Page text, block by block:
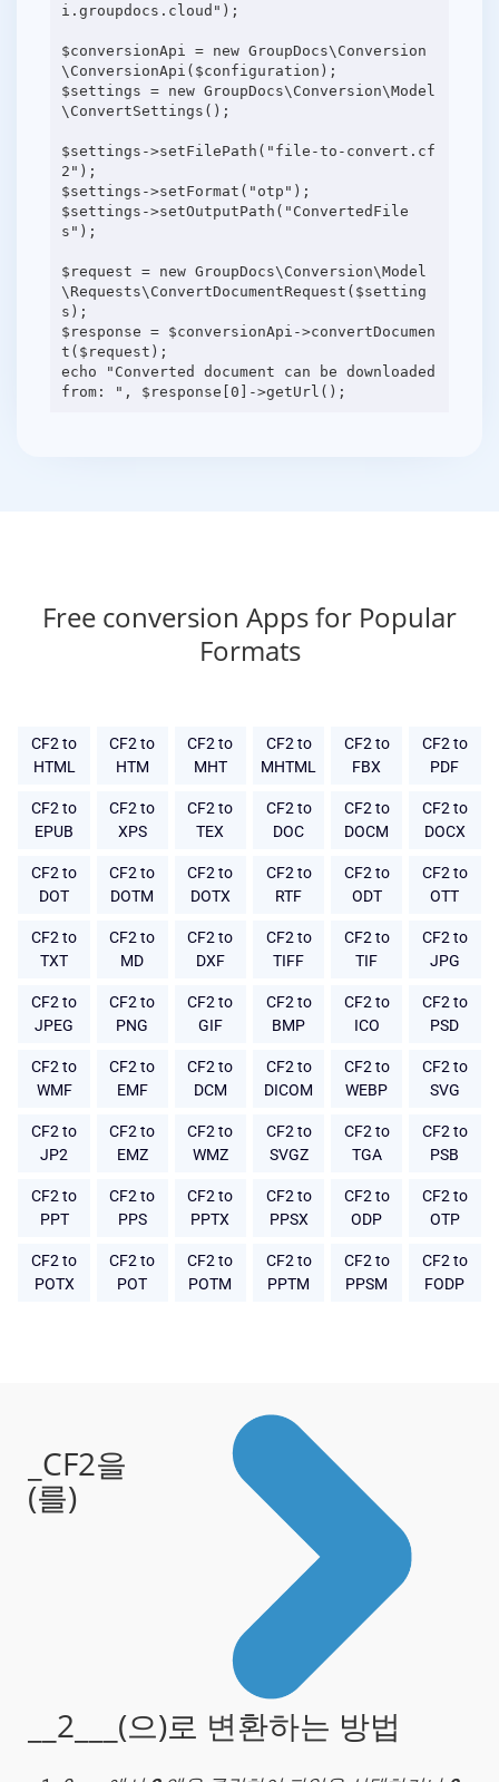
i.groupdocs.cloud");
$conversionApi = new GroupDocs\Conversion
\ConversionApi($configuration);
$settings = new GroupDocs\Conversion\Model
\ConvertSettings();
$settings->setFilePath("file-to-convert.cf
2");
$settings->setFormat("otp");
$settings->setOutputPath("ConvertedFile
s");
$request = new GroupDocs\Conversion\Model
\Requests\ConvertDocumentRequest($setting
s);
$response = $conversionApi->convertDocumen
t($request);
echo "Converted document can be downloaded
Free conversion Apps for Popular
Formats
CF2 to
HTML
CF2 to
HTM
CF2 to
MHT
CF2 to
MHTML
CF2 to
FBX
CF2 to
PDF
CF2 to
EPUB
CF2 to
XPS
CF2 to
TEX
CF2 to
DOC
CF2 to
DOCM
CF2 to
DOCX
CF2 to
DOT
CF2 to
DOTM
CF2 to
DOTX
CF2 to
RTF
CF2 to
ODT
CF2 to
OTT
CF2 to
TXT
CF2 to
MD
CF2 to
DXF
CF2 to
TIFF
CF2 to
TIF
CF2 to
JPG
CF2 to
JPEG
CF2 to
PNG
CF2 to
GIF
CF2 to
BMP
CF2 to
ICO
CF2 to
PSD
CF2 to
WMF
CF2 to
EMF
CF2 to
DCM
CF2 to
DICOM
CF2 to
WEBP
CF2 to
SVG
CF2 to
JP2
CF2 to
EMZ
CF2 to
WMZ
CF2 to
SVGZ
CF2 to
TGA
CF2 to
PSB
CF2 to
PPT
CF2 to
PPS
CF2 to
PPTX
CF2 to
PPSX
CF2 to
ODP
CF2 to
OTP
CF2 to
POTX
CF2 to
POT
CF2 to
POTM
CF2 to
PPTM
CF2 to
PPSM
CF2 to
FODP
_CF2을
(를)
__2___(으)로 변환하는 방법